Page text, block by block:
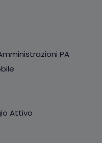
PA
Attivo